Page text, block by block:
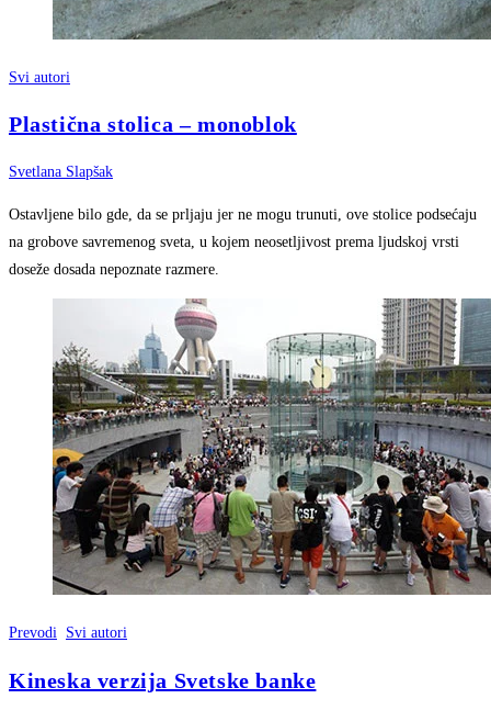
Svi autori
Plastična stolica – monoblok
Svetlana Slapšak
Ostavljene bilo gde, da se prljaju jer ne mogu trunuti, ove stolice podsećaju
na grobove savremenog sveta, u kojem neosetljivost prema ljudskoj vrsti
doseže dosada nepoznate razmere.
Prevodi Svi autori
Kineska verzija Svetske banke